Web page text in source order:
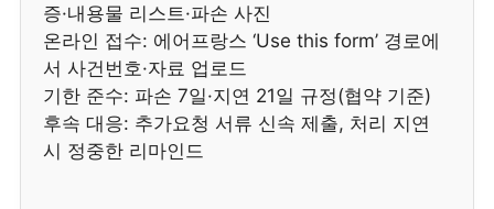
증·내용물 리스트·파손 사진
온라인 접수: 에어프랑스 ‘Use this form’ 경로에
서 사건번호·자료 업로드
기한 준수: 파손 7일·지연 21일 규정(협약 기준)
후속 대응: 추가요청 서류 신속 제출, 처리 지연
시 정중한 리마인드